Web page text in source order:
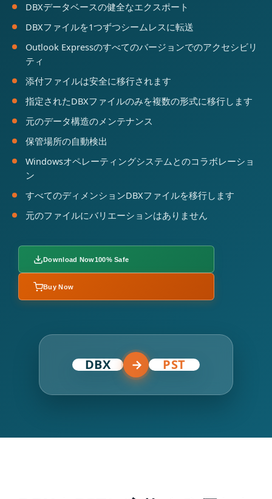
DBXデータベースの健全なエクスポート
DBXファイルを1つずつシームレスに転送
Outlook Expressのすべてのバージョンでのアクセシビリ
ティ
添付ファイルは安全に移行されます
指定されたDBXファイルのみを複数の形式に移行します
元のデータ構造のメンテナンス
保管場所の自動検出
Windowsオペレーティングシステムとのコラボレーショ
ン
すべてのディメンションDBXファイルを移行します
元のファイルにバリエーションはありません
Download Now100% Safe
Buy Now
DBX → PST